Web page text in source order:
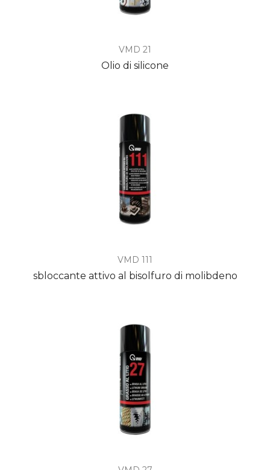
VMD 21
Olio di silicone
VMD 111
sbloccante attivo al bisolfuro di molibdeno